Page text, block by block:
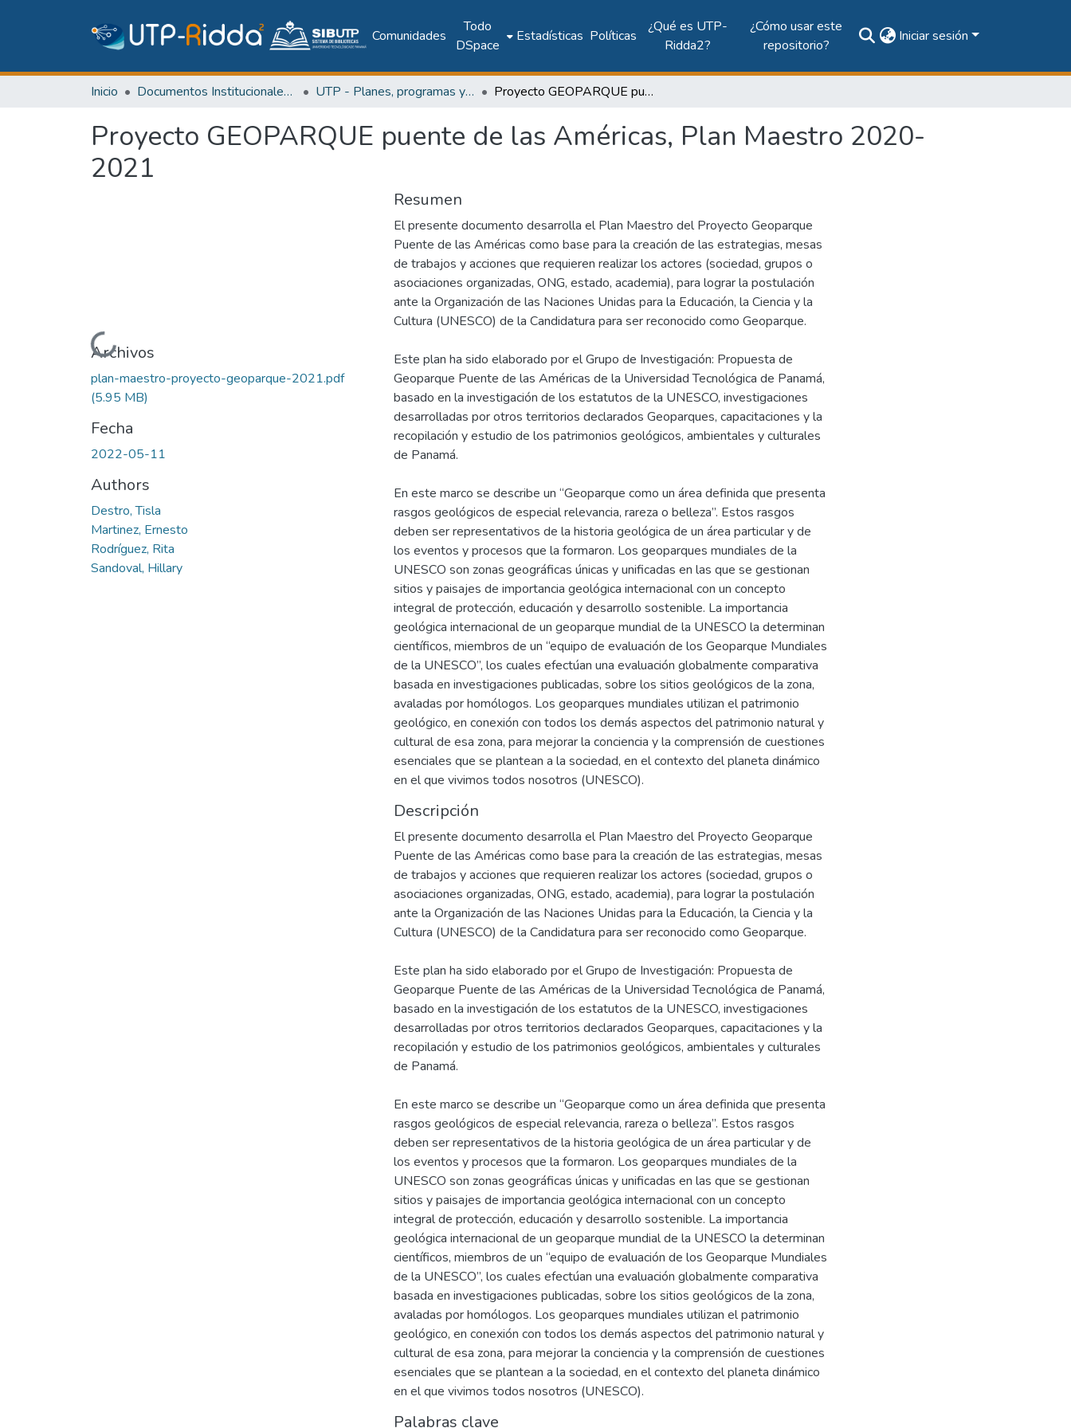
Comunidades
Todo
DSpace
Estadísticas Políticas
¿Qué es UTP-
Ridda2?
¿Cómo usar este
repositorio?
Iniciar sesión
Inicio Documentos Institucionales y Memoria Universitaria UTP - Planes, programas y documentos oficiales Proyecto GEOPARQUE puente de las Américas, Plan Maestro 2020-2021
Proyecto GEOPARQUE puente de las Américas, Plan Maestro 2020-
2021
Cargando...
Archivos
plan-maestro-proyecto-geoparque-2021.pdf
(5.95 MB)
Fecha
2022-05-11
Authors
Destro, Tisla
Martinez, Ernesto
Rodríguez, Rita
Sandoval, Hillary
Resumen
El presente documento desarrolla el Plan Maestro del Proyecto Geoparque
Puente de las Américas como base para la creación de las estrategias, mesas
de trabajos y acciones que requieren realizar los actores (sociedad, grupos o
asociaciones organizadas, ONG, estado, academia), para lograr la postulación
ante la Organización de las Naciones Unidas para la Educación, la Ciencia y la
Cultura (UNESCO) de la Candidatura para ser reconocido como Geoparque.
Este plan ha sido elaborado por el Grupo de Investigación: Propuesta de
Geoparque Puente de las Américas de la Universidad Tecnológica de Panamá,
basado en la investigación de los estatutos de la UNESCO, investigaciones
desarrolladas por otros territorios declarados Geoparques, capacitaciones y la
recopilación y estudio de los patrimonios geológicos, ambientales y culturales
de Panamá.
En este marco se describe un “Geoparque como un área definida que presenta
rasgos geológicos de especial relevancia, rareza o belleza”. Estos rasgos
deben ser representativos de la historia geológica de un área particular y de
los eventos y procesos que la formaron. Los geoparques mundiales de la
UNESCO son zonas geográficas únicas y unificadas en las que se gestionan
sitios y paisajes de importancia geológica internacional con un concepto
integral de protección, educación y desarrollo sostenible. La importancia
geológica internacional de un geoparque mundial de la UNESCO la determinan
científicos, miembros de un “equipo de evaluación de los Geoparque Mundiales
de la UNESCO”, los cuales efectúan una evaluación globalmente comparativa
basada en investigaciones publicadas, sobre los sitios geológicos de la zona,
avaladas por homólogos. Los geoparques mundiales utilizan el patrimonio
geológico, en conexión con todos los demás aspectos del patrimonio natural y
cultural de esa zona, para mejorar la conciencia y la comprensión de cuestiones
esenciales que se plantean a la sociedad, en el contexto del planeta dinámico
en el que vivimos todos nosotros (UNESCO).
Descripción
El presente documento desarrolla el Plan Maestro del Proyecto Geoparque
Puente de las Américas como base para la creación de las estrategias, mesas
de trabajos y acciones que requieren realizar los actores (sociedad, grupos o
asociaciones organizadas, ONG, estado, academia), para lograr la postulación
ante la Organización de las Naciones Unidas para la Educación, la Ciencia y la
Cultura (UNESCO) de la Candidatura para ser reconocido como Geoparque.
Este plan ha sido elaborado por el Grupo de Investigación: Propuesta de
Geoparque Puente de las Américas de la Universidad Tecnológica de Panamá,
basado en la investigación de los estatutos de la UNESCO, investigaciones
desarrolladas por otros territorios declarados Geoparques, capacitaciones y la
recopilación y estudio de los patrimonios geológicos, ambientales y culturales
de Panamá.
En este marco se describe un “Geoparque como un área definida que presenta
rasgos geológicos de especial relevancia, rareza o belleza”. Estos rasgos
deben ser representativos de la historia geológica de un área particular y de
los eventos y procesos que la formaron. Los geoparques mundiales de la
UNESCO son zonas geográficas únicas y unificadas en las que se gestionan
sitios y paisajes de importancia geológica internacional con un concepto
integral de protección, educación y desarrollo sostenible. La importancia
geológica internacional de un geoparque mundial de la UNESCO la determinan
científicos, miembros de un “equipo de evaluación de los Geoparque Mundiales
de la UNESCO”, los cuales efectúan una evaluación globalmente comparativa
basada en investigaciones publicadas, sobre los sitios geológicos de la zona,
avaladas por homólogos. Los geoparques mundiales utilizan el patrimonio
geológico, en conexión con todos los demás aspectos del patrimonio natural y
cultural de esa zona, para mejorar la conciencia y la comprensión de cuestiones
esenciales que se plantean a la sociedad, en el contexto del planeta dinámico
en el que vivimos todos nosotros (UNESCO).
Palabras clave